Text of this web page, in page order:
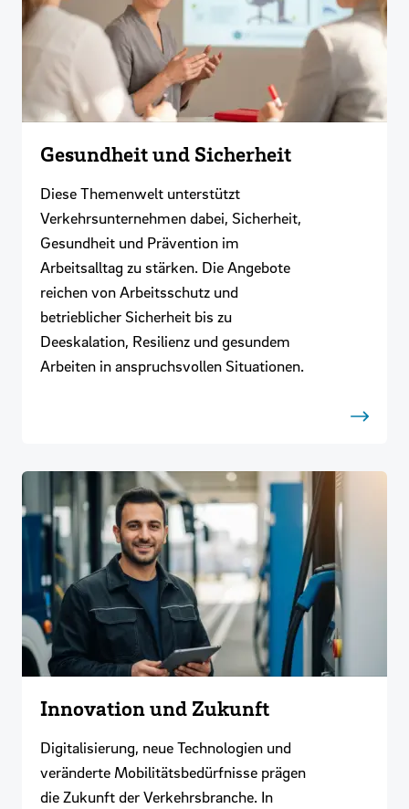
Gesundheit und Sicherheit
Diese Themenwelt unterstützt
Verkehrsunternehmen dabei, Sicherheit,
Gesundheit und Prävention im
Arbeitsalltag zu stärken. Die Angebote
reichen von Arbeitsschutz und
betrieblicher Sicherheit bis zu
Deeskalation, Resilienz und gesundem
Arbeiten in anspruchsvollen Situationen.
Innovation und Zukunft
Digitalisierung, neue Technologien und
veränderte Mobilitätsbedürfnisse prägen
die Zukunft der Verkehrsbranche. In